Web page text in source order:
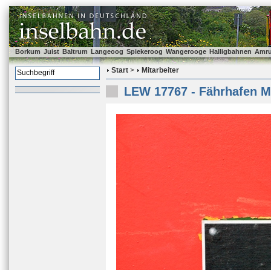
Borkum Juist Baltrum Langeoog Spiekeroog Wangerooge Halligbahnen
Start > Mitarbeiter
LEW 17767 - Fährhafen